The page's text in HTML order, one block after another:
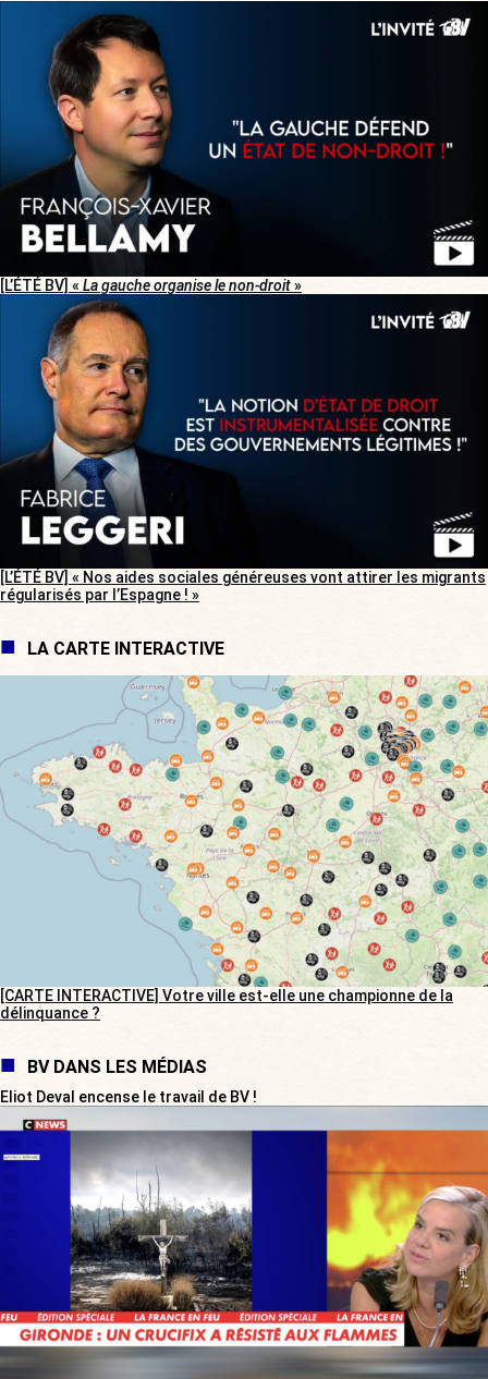
[L’ÉTÉ BV] « La gauche organise le non-droit»
[L’ÉTÉ BV] « Nos aides sociales généreuses vont attirer les migrants
régularisés par l’Espagne ! »
LA CARTE INTERACTIVE
[CARTE INTERACTIVE] Votre ville est-elle une championne de la
délinquance ?
BV DANS LES MÉDIAS
Eliot Deval encense le travail de BV !